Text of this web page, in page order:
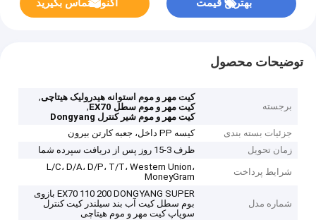
بهترین قیمت اکنون تماس بگیرید
توضیحات محصول
برجسته
کیت مهر و موم استوانه هیدرولیک هیتاچی,
کیت مهر و موم سطل EX70
,
کیت مهر و موم شیر کنترل Dongyang
جزئیات بسته بندی
کیسه PP داخل، جعبه کارتن بیرون
زمان تحویل
ظرف 3-15 روز پس از دریافت سپرده شما
شرایط پرداخت
L/C، D/A، D/P، T/T، Western Union،
MoneyGram
شماره مدل
EX70 110 200 DONGYANG SUPER بازوی
بوم سطل کیت آب بند سیلندر کیت کنترل
سوپاپ کیت مهر و موم هیتاچی